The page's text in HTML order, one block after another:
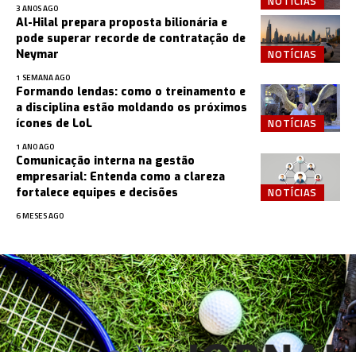
3 ANOS AGO
NOTÍCIAS
Al-Hilal prepara proposta bilionária e
pode superar recorde de contratação de
Neymar
1 SEMANA AGO
NOTÍCIAS
Formando lendas: como o treinamento e
a disciplina estão moldando os próximos
ícones de LoL
1 ANO AGO
NOTÍCIAS
Comunicação interna na gestão
empresarial: Entenda como a clareza
fortalece equipes e decisões
6 MESES AGO